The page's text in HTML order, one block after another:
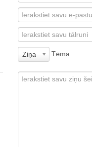
Ziņa Tēma